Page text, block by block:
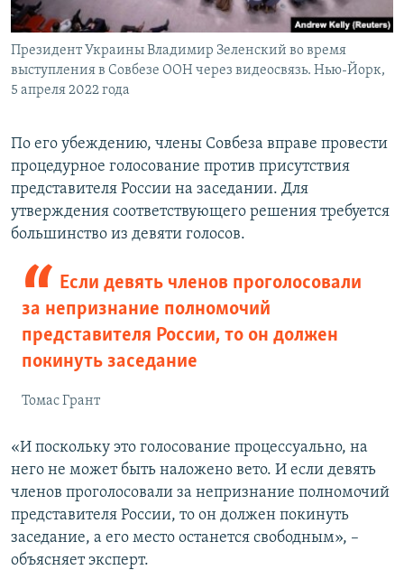
Президент Украины Владимир Зеленский во время
выступления в Совбезе ООН через видеосвязь. Нью-Йорк,
5 апреля 2022 года
По его убеждению, члены Совбеза вправе провести
процедурное голосование против присутствия
представителя России на заседании. Для
утверждения соответствующего решения требуется
большинство из девяти голосов.
Если девять членов проголосовали
за непризнание полномочий
представителя России, то он должен
покинуть заседание
Томас Грант
«И поскольку это голосование процессуально, на
него не может быть наложено вето. И если девять
членов проголосовали за непризнание полномочий
представителя России, то он должен покинуть
заседание, а его место останется свободным», –
объясняет эксперт.